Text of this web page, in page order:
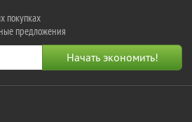
покупках
предложения